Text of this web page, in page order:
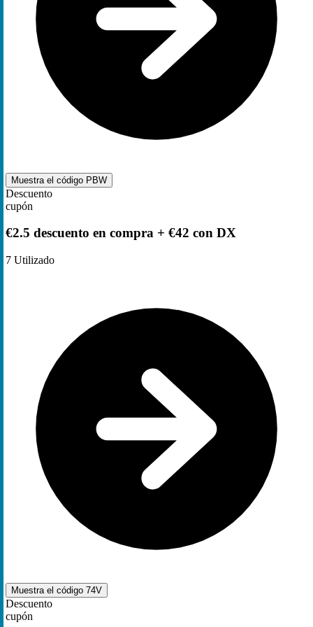
Muestra el código PBW
Descuento
cupón
€2.5 descuento en compra + €42 con DX
7 Utilizado
Muestra el código 74V
Descuento
cupón